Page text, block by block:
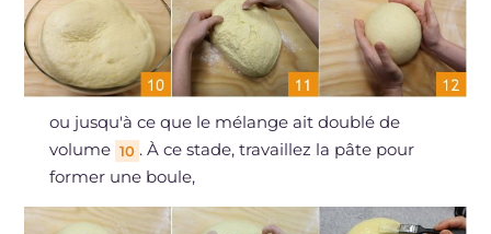
ou jusqu'à ce que le mélange ait doublé de
volume 10 . À ce stade, travaillez la pâte pour
former une boule,